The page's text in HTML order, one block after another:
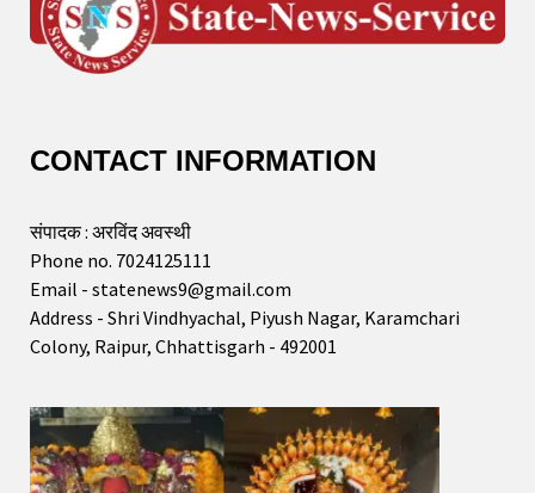
CONTACT INFORMATION
संपादक : अरविंद अवस्थी
Phone no. 7024125111
Email - statenews9@gmail.com
Address - Shri Vindhyachal, Piyush Nagar, Karamchari
Colony, Raipur, Chhattisgarh - 492001